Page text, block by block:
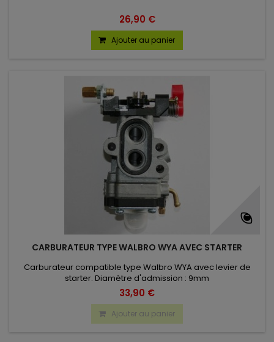
26,90 €
Ajouter au panier
CARBURATEUR TYPE WALBRO WYA AVEC STARTER
Carburateur compatible type Walbro WYA avec levier de
starter. Diamètre d'admission : 9mm
33,90 €
Ajouter au panier